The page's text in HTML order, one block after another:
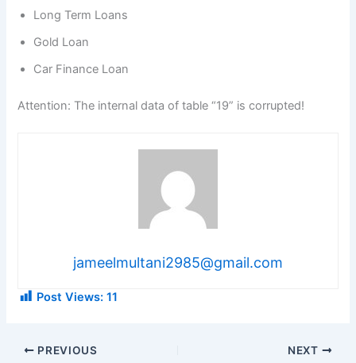
Long Term Loans
Gold Loan
Car Finance Loan
Attention: The internal data of table “19” is corrupted!
jameelmultani2985@gmail.com
Post Views: 11
PREVIOUS NEXT